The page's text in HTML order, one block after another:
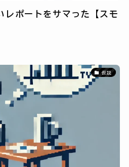
レポートをサマった【スモ
仮説